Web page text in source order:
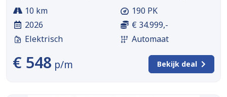
10 km
2026
Elektrisch
190 PK
€ 34.999,-
Automaat
€ 548 p/m Bekijk deal